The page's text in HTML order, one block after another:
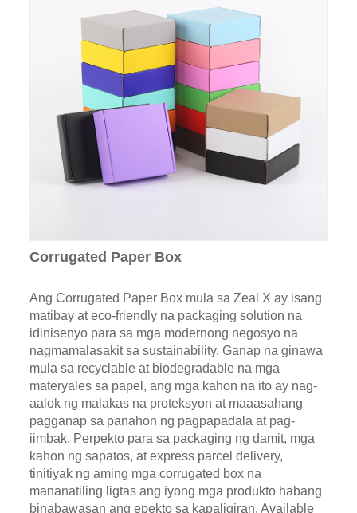
Corrugated Paper Box
Ang Corrugated Paper Box mula sa Zeal X ay isang
matibay at eco-friendly na packaging solution na
idinisenyo para sa mga modernong negosyo na
nagmamalasakit sa sustainability. Ganap na ginawa
mula sa recyclable at biodegradable na mga
materyales sa papel, ang mga kahon na ito ay nag-
aalok ng malakas na proteksyon at maaasahang
pagganap sa panahon ng pagpapadala at pag-
iimbak. Perpekto para sa packaging ng damit, mga
kahon ng sapatos, at express parcel delivery,
tinitiyak ng aming mga corrugated box na
mananatiling ligtas ang iyong mga produkto habang
binabawasan ang epekto sa kapaligiran. Available